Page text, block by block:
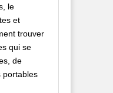
le
et
trouver
qui se
de
portables